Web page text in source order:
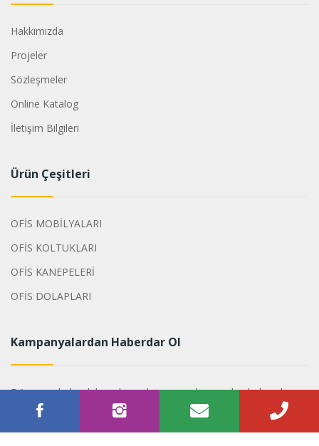
Hakkımızda
Projeler
Sözleşmeler
Online Katalog
İletişim Bilgileri
Ürün Çeşitleri
OFİS MOBİLYALARI
OFİS KOLTUKLARI
OFİS KANEPELERİ
OFİS DOLAPLARI
Kampanyalardan Haberdar Ol
Dönemsel olarak hazırlanan kampanyalarımızdan haberdar
olabilirsiniz.